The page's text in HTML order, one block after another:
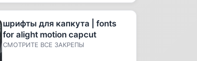
шрифты для капкута | fonts
for alight motion capcut
СМОТРИТЕ ВСЕ ЗАКРЕПЫ